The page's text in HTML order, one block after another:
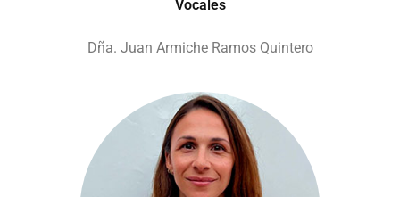
Vocales
Dña. Juan Armiche Ramos Quintero